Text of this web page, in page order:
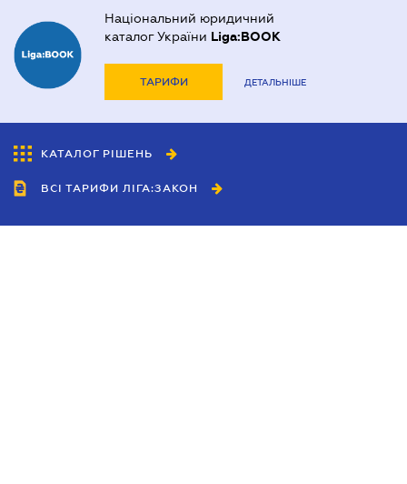
Національний юридичний
каталог України Liga:BOOK
ТАРИФИ ДЕТАЛЬНІШЕ
КАТАЛОГ РІШЕНЬ
ВСІ ТАРИФИ ЛІГА:ЗАКОН